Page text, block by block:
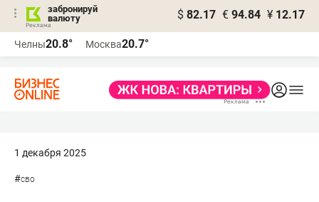
забронируй
валюту
$ 82.17 € 94.84 ¥ 12.17
Челны20.8° Москва20.7°
1 декабря 2025
#сво